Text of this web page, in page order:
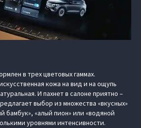
в трех цветовых гаммах.
кожа на вид и на ощупь
И пахнет в салоне приятно –
выбор из множества «вкусных»
бамбук», «алый пион» или «водяной
уровнями интенсивности.